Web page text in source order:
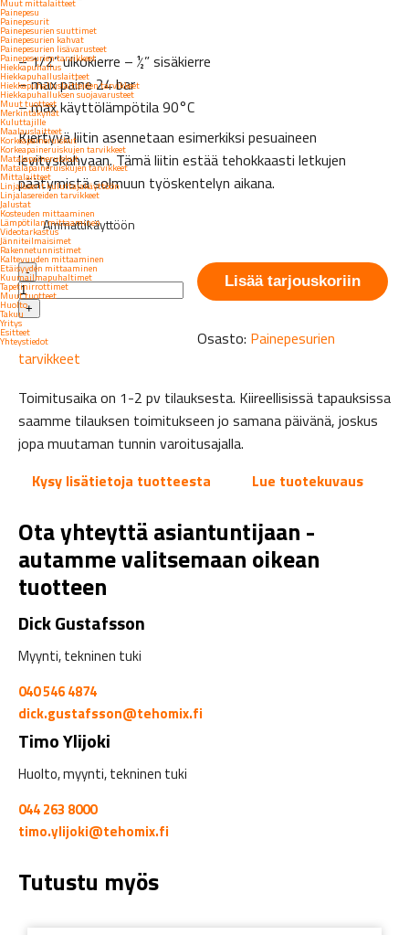
Painepesu
Painepesurit
Painepesurien suuttimet
Painepesurien kahvat
Painepesurien lisävarusteet
Painepesurien tarvikkeet
Hiekkapuhallus
Hiekkapuhalluslaitteet
Hiekkapuhalluslaitteiden tarvikkeet
Hiekkapuhalluksen suojavarusteet
Muut tuotteet
Merkintäkynät
Kuluttajille
Maalauslaitteet
Korkeapaineruiskut
Korkeapaineruiskujen tarvikkeet
Matalapaineruiskut
Matalapaineruiskujen tarvikkeet
Mittalaitteet
Linjalaserit kuluttajakäyttöön
Linjalasereiden tarvikkeet
Jalustat
Kosteuden mittaaminen
Lämpötilan mittaaminen
Videotarkastus
Jänniteilmaisimet
Rakennetunnistimet
Kaltevuuden mittaaminen
Etäisyyden mittaaminen
Kuumailmapuhaltimet
Tapetinirrottimet
Muut tuotteet
Huolto
Takuu
Yritys
Esitteet
Yhteystiedot
– 1/2” ulkokierre – ½” sisäkierre
– max paine 24 bar
– max käyttölämpötila 90°C
Kiertyvä liitin asennetaan esimerkiksi pesuaineen
levityskahvaan. Tämä liitin estää tehokkaasti letkujen
päätymistä solmuun työskentelyn aikana.
Ammattikäyttöön
Kiertyvä
liitin
pesuaineen
levityskahvalle
määrä
-
+
Lisää tarjouskoriin
Osasto: Painepesurien
tarvikkeet
Toimitusaika on 1-2 pv tilauksesta. Kiireellisissä tapauksissa
saamme tilauksen toimitukseen jo samana päivänä, joskus
jopa muutaman tunnin varoitusajalla.
Kysy lisätietoja tuotteesta
Lue tuotekuvaus
Ota yhteyttä asiantuntijaan -
autamme valitsemaan oikean
tuotteen
Dick Gustafsson
Myynti, tekninen tuki
040 546 4874
dick.gustafsson@tehomix.fi
Timo Ylijoki
Huolto, myynti, tekninen tuki
044 263 8000
timo.ylijoki@tehomix.fi
Tutustu myös